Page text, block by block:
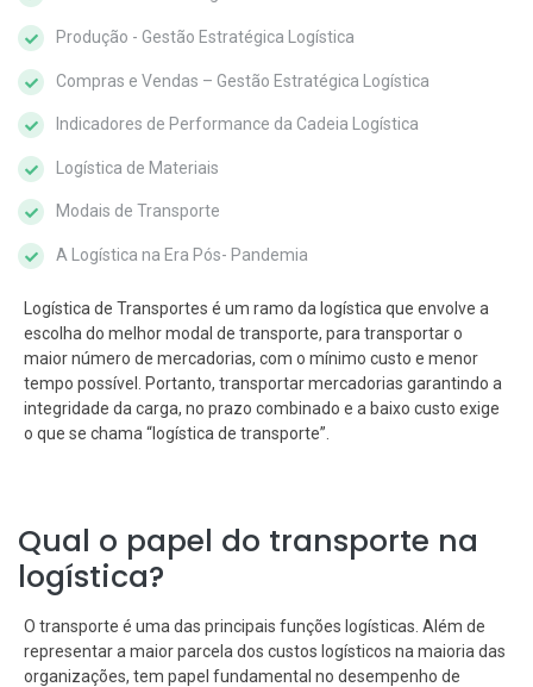
Produção - Gestão Estratégica Logística
Compras e Vendas – Gestão Estratégica Logística
Indicadores de Performance da Cadeia Logística
Logística de Materiais
Modais de Transporte
A Logística na Era Pós- Pandemia
Logística de Transportes é um ramo da logística que envolve a
escolha do melhor modal de transporte, para transportar o
maior número de mercadorias, com o mínimo custo e menor
tempo possível. Portanto, transportar mercadorias garantindo a
integridade da carga, no prazo combinado e a baixo custo exige
o que se chama “logística de transporte”.
Qual o papel do transporte na
logística?
O transporte é uma das principais funções logísticas. Além de
representar a maior parcela dos custos logísticos na maioria das
organizações, tem papel fundamental no desempenho de